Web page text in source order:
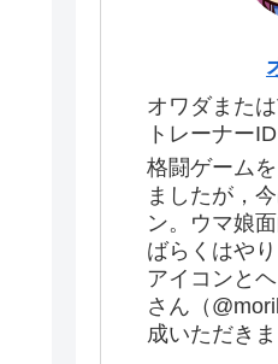
オワダまた
トレーナー
格闘ゲーム
ましたが，
ン。ウマ娘
ばらくはや
アイコンと
さん（
成いただきま